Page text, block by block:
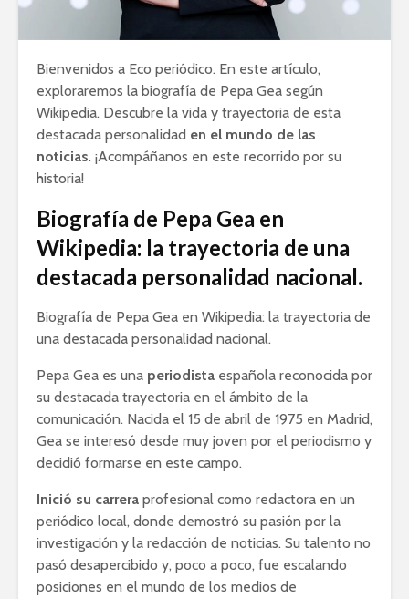
Bienvenidos a Eco periódico. En este artículo,
exploraremos la biografía de Pepa Gea según
Wikipedia. Descubre la vida y trayectoria de esta
destacada personalidad en el mundo de las
noticias. ¡Acompáñanos en este recorrido por su
historia!
Biografía de Pepa Gea en
Wikipedia: la trayectoria de una
destacada personalidad nacional.
Biografía de Pepa Gea en Wikipedia: la trayectoria de
una destacada personalidad nacional.
Pepa Gea es una periodista española reconocida por
su destacada trayectoria en el ámbito de la
comunicación. Nacida el 15 de abril de 1975 en Madrid,
Gea se interesó desde muy joven por el periodismo y
decidió formarse en este campo.
Inició su carrera profesional como redactora en un
periódico local, donde demostró su pasión por la
investigación y la redacción de noticias. Su talento no
pasó desapercibido y, poco a poco, fue escalando
posiciones en el mundo de los medios de